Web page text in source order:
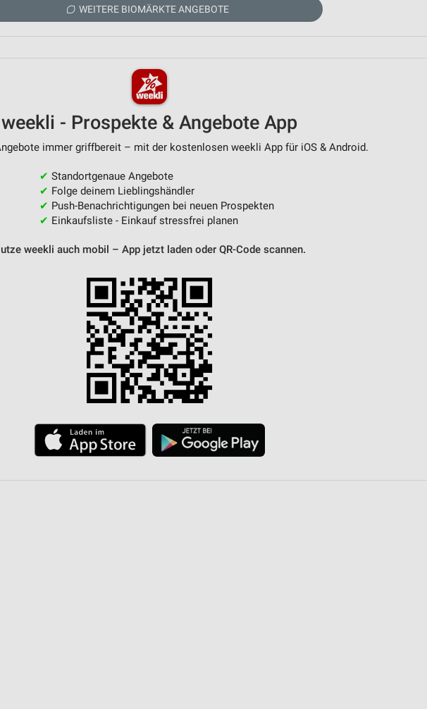
WEITERE BIOMÄRKTE ANGEBOTE
weekli - Prospekte & Angebote App
immer griffbereit – mit der kostenlosen weekli App für iOS & Android.
✔ Standortgenaue Angebote
✔ Folge deinem Lieblingshändler
✔ Push-Benachrichtigungen bei neuen Prospekten
✔ Einkaufsliste - Einkauf stressfrei planen
weekli auch mobil – App jetzt laden oder QR-Code scannen.